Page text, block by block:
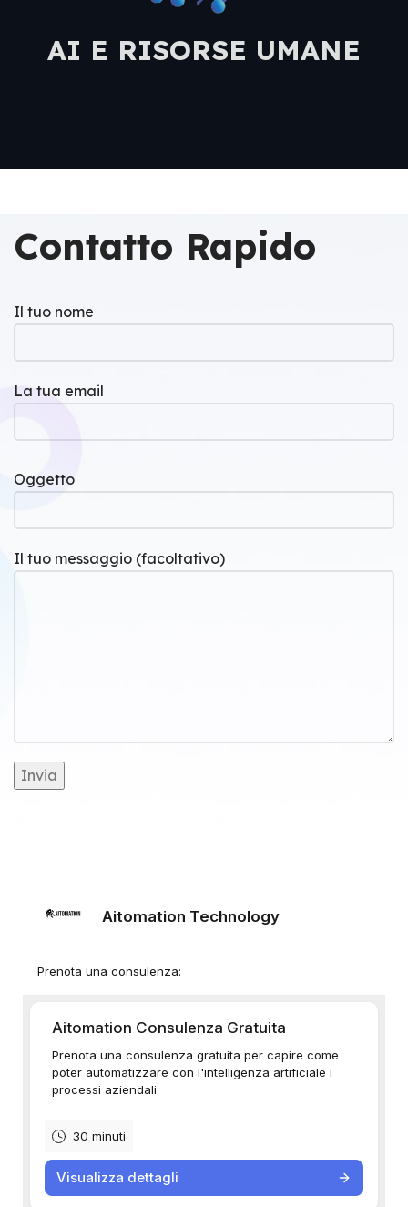
AI E RISORSE UMANE
Contatto Rapido
Il tuo nome
La tua email
Oggetto
Il tuo messaggio (facoltativo)